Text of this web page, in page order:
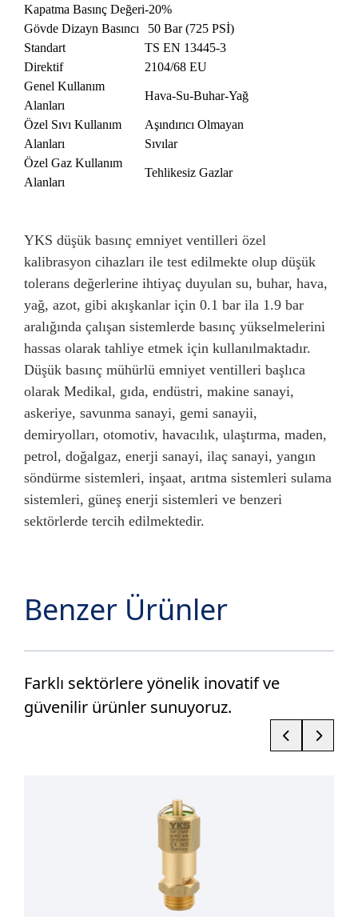
Kapatma Basınç Değeri-20%
Gövde Dizayn Basıncı
50 Bar (725 PSİ)
Standart
TS EN 13445-3
Direktif
2104/68 EU
Genel Kullanım
Alanları
Hava-Su-Buhar-Yağ
Özel Sıvı Kullanım
Alanları
Aşındırıcı Olmayan
Sıvılar
Özel Gaz Kullanım
Alanları
Tehlikesiz Gazlar
YKS düşük basınç emniyet ventilleri özel
kalibrasyon cihazları ile test edilmekte olup düşük
tolerans değerlerine ihtiyaç duyulan su, buhar, hava,
yağ, azot, gibi akışkanlar için 0.1 bar ila 1.9 bar
aralığında çalışan sistemlerde basınç yükselmelerini
hassas olarak tahliye etmek için kullanılmaktadır.
Düşük basınç mühürlü emniyet ventilleri başlıca
olarak Medikal, gıda, endüstri, makine sanayi,
askeriye, savunma sanayi, gemi sanayii,
demiryolları, otomotiv, havacılık, ulaştırma, maden,
petrol, doğalgaz, enerji sanayi, ilaç sanayi, yangın
söndürme sistemleri, inşaat, arıtma sistemleri sulama
sistemleri, güneş enerji sistemleri ve benzeri
sektörlerde tercih edilmektedir.
ENDUSTRİ ENERJİ SEKTÖRÜ
BOYA SANAYİ KAĞIT
GEMİ SANAYİ ŞEKER
Benzer Ürünler
Farklı sektörlere yönelik inovatif ve
güvenilir ürünler sunuyoruz.